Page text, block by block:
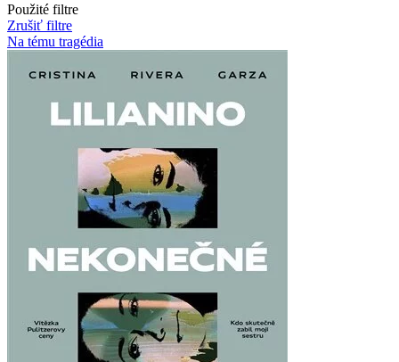
Použité filtre
Zrušiť filtre
Na tému tragédia